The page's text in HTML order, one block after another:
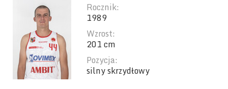
Rocznik:
1989
Wzrost:
201 cm
Pozycja:
silny skrzydłowy